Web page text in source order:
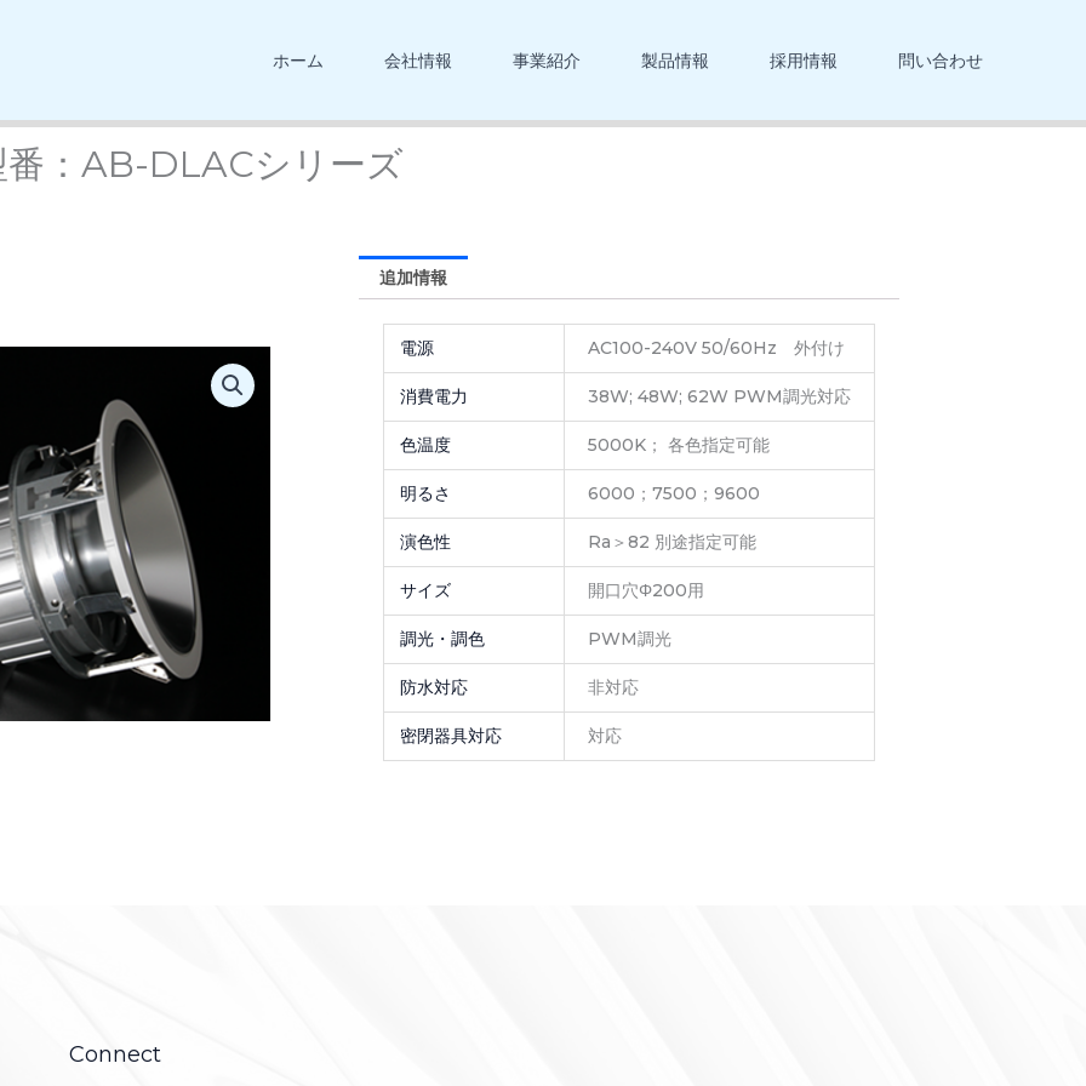
ホーム 会社情報 事業紹介 製品情報 採用情報 問い合わせ
：AB-DLACシリーズ
追加情報
電源 AC100-240V 50/60Hz 外付け
消費電力 38W; 48W; 62W PWM調光対応
色温度 5000K； 各色指定可能
明るさ 6000；7500；9600
演色性 Ra＞82 別途指定可能
サイズ 開口穴Φ200用
調光・調色 PWM調光
防水対応 非対応
密閉器具対応 対応
Connect